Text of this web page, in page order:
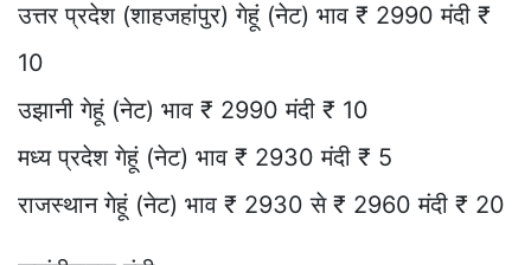
उत्तर प्रदेश (शाहजहांपुर) गेहूं (नेट) भाव ₹ 2990 मंदी ₹
10
उझानी गेहूं (नेट) भाव ₹ 2990 मंदी ₹ 10
मध्य प्रदेश गेहूं (नेट) भाव ₹ 2930 मंदी ₹ 5
राजस्थान गेहूं (नेट) भाव ₹ 2930 से ₹ 2960 मंदी ₹ 20